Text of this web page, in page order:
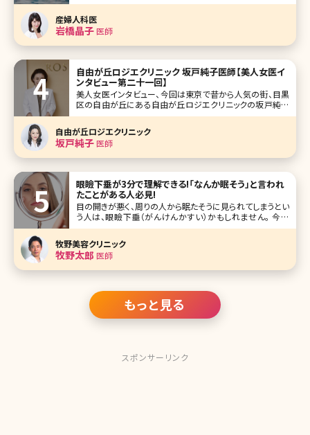
では一般の女性の間でもVIO脱毛と呼ばれるデリケートゾー
ンを含めたアンダーヘアの脱毛を考える人が増えています。
実際に施術を受けた人からは「快適すぎる!」という声も。ここ
でもはや女性の新しい常
産婦人科医
岩橋晶子医師
自由が丘ロジエクリニック 坂戸純子医師【美人女医イ
ンタビュー第二十一回】
美人女医インタビュー、今回は東京で昔から人気の街、目黒
区の自由が丘にある自由が丘ロジエクリニックの坂戸純子
院長です。 大学は建築学科に入り、そこから医学部を受け直
したという珍しい経歴。美容医療に対する並々ならぬ熱い思
いを語ってくれました。 ご自身の結果がでた美容法を全公開!
ワークライフバランス
自由が丘ロジエクリニック
坂戸純子医師
眼瞼下垂が3分で理解できる!「なんか眠そう」と言われ
たことがある人必見!
目の開きが悪く、周りの人から眠たそうに見られてしまうとい
う人は、眼瞼下垂（がんけんかすい）かもしれません。 今回
は、眼瞼下垂の原因や治療法、注意点について詳しく解説し
ていきたいと思います。 眼瞼下垂とは 眼瞼下垂とは、まぶた
が
牧野美容クリニック
牧野太郎 医師
もっと見る
スポンサーリンク